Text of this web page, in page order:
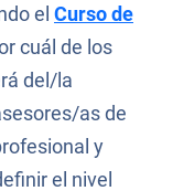
el Curso de
cuál de los
del/la
as de
y
el nivel